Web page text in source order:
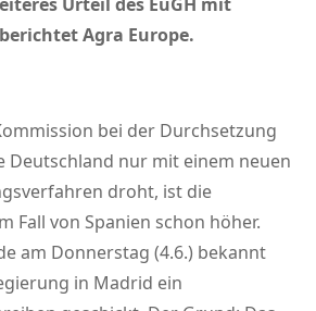
Agra Europe.
bei der Durchsetzung
nur mit einem neuen
droht, ist die
Fall von Spanien schon höher.
am Donnerstag (4.6.) bekannt
in Madrid ein